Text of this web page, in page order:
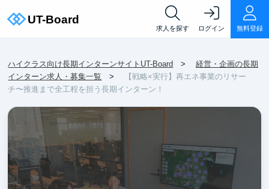
求人を探す ログイン 無料登録
ハイクラス向け長期インターンサイトUT-Board
経営・企画の長期
インターン求人・募集一覧
【戦略×実行】再エネ事業のリサー
チ〜推進まで全工程を担う長期インターン！